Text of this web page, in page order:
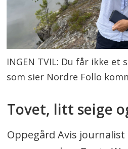
INGEN TVIL: Du får ikke
som sier Nordre Follo
Tovet, litt seige
Oppegård Avis